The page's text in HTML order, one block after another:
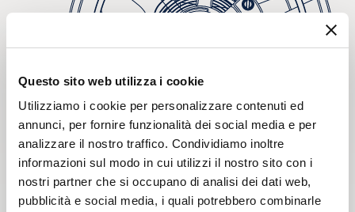
Questo sito web utilizza i cookie
Utilizziamo i cookie per personalizzare contenuti ed
annunci, per fornire funzionalità dei social media e per
analizzare il nostro traffico. Condividiamo inoltre
informazioni sul modo in cui utilizzi il nostro sito con i
nostri partner che si occupano di analisi dei dati web,
pubblicità e social media, i quali potrebbero combinarle